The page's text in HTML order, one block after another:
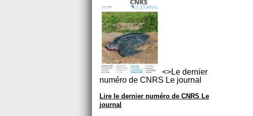
<>Le dernier
numéro de CNRS Le journal
Lire le dernier numéro de CNRS Le
journal